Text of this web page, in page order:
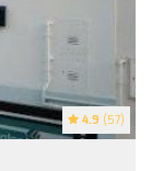
4.9 (57)